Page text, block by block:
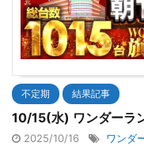
不定期 結果記事
10/15(水) ワンダーラ
2025/10/16 ワンダ